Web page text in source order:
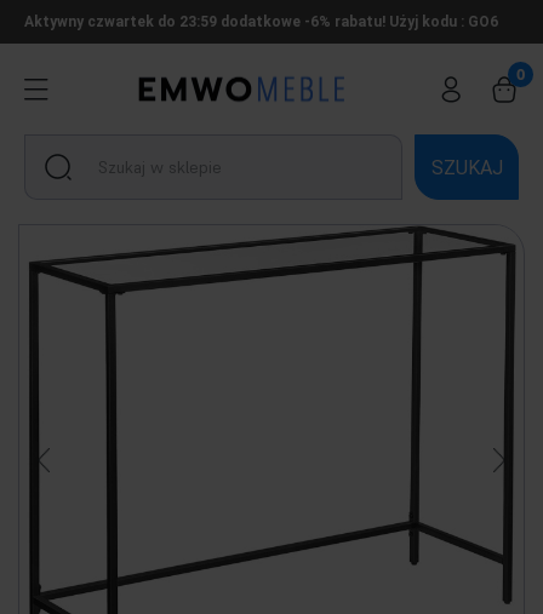
Aktywny czwartek do 23:59 dodatkowe -6% rabatu! Użyj kodu : GO6
SZUKAJ